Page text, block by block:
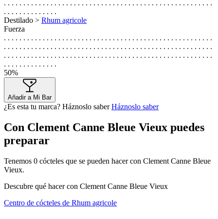
. . . . . . . . . . . . . . . . . . . . . . . . . . . . . . . . . . . . . . . . . . . . . . . . . . . . . .
. . . . . . . . . . . . . .
Destilado > Rhum agricole
Fuerza
. . . . . . . . . . . . . . . . . . . . . . . . . . . . . . . . . . . . . . . . . . . . . . . . . . . . . .
. . . . . . . . . . . . . . . . . . . . . . . . . . . . . . . . . . . . . . . . . . . . . . . . . . . . . .
. . . . . . . . . . . . . . . . . . . . . . . . . . . . . . . . . . . . . . . . . . . . . . . . . . . . . .
. . . . . . . . . . . . . .
50%
Añadir a Mi Bar
¿Es esta tu marca? Háznoslo saberHáznoslo saber
Con Clement Canne Bleue Vieux puedes
preparar
Tenemos 0 cócteles que se pueden hacer con Clement Canne Bleue
Vieux.
Descubre qué hacer con Clement Canne Bleue Vieux
Centro de cócteles de Rhum agricole